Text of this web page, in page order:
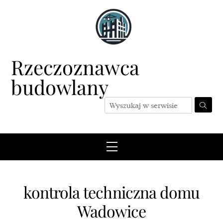
Rzeczoznawca
budowlany
Menu
kontrola techniczna domu
Wadowice